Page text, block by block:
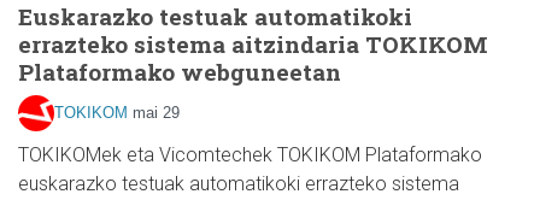
Euskarazko testuak automatikoki
errazteko sistema aitzindaria TOKIKOM
Plataformako webguneetan
TOKIKOM mai 29
TOKIKOMek eta Vicomtechek TOKIKOM Plataformako
euskarazko testuak automatikoki errazteko sistema